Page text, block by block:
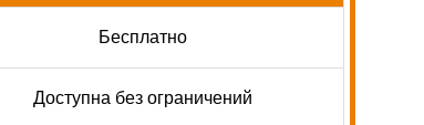
Бесплатно
Доступна без ограничений